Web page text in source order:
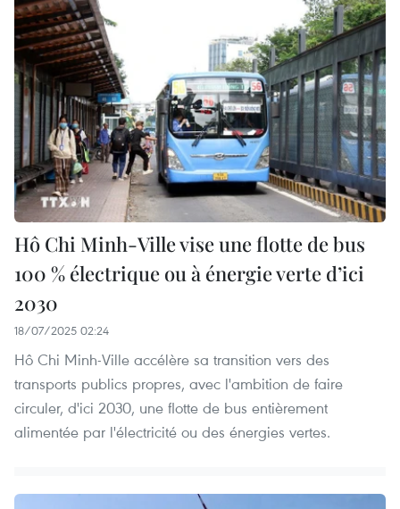
Hô Chi Minh-Ville vise une flotte de bus
100 % électrique ou à énergie verte d’ici
2030
18/07/2025 02:24
Hô Chi Minh-Ville accélère sa transition vers des
transports publics propres, avec l'ambition de faire
circuler, d'ici 2030, une flotte de bus entièrement
alimentée par l'électricité ou des énergies vertes.